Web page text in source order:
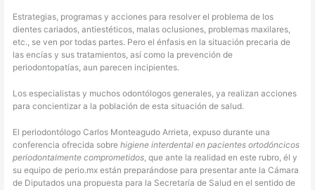
Estrategias, programas y acciones para resolver el problema de los
dientes cariados, antiestéticos, malas oclusiones, problemas maxilares,
etc., se ven por todas partes. Pero el énfasis en la situación precaria de
las encías y sus tratamientos, así como la prevención de
periodontopatías, aun parecen incipientes.
Los especialistas y muchos odontólogos generales, ya realizan acciones
para concientizar a la población de esta situación de salud.
El periodontólogo Carlos Monteagudo Arrieta, expuso durante una
conferencia ofrecida sobrehigiene interdental en pacientes ortodóncicos
periodontalmente comprometidos, que ante la realidad en este rubro, él y
su equipo de perio.mx están preparándose para presentar ante la Cámara
de Diputados una propuesta para la Secretaría de Salud en el sentido de